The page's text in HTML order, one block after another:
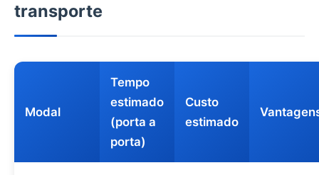
transporte
Modal
Tempo
estimado
(porta a
porta)
Custo
estimado